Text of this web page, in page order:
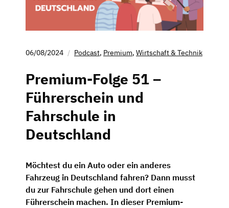
06/08/2024 Podcast, Premium, Wirtschaft & Technik
Premium-Folge 51 –
Führerschein und
Fahrschule in
Deutschland
Möchtest du ein Auto oder ein anderes
Fahrzeug in Deutschland fahren? Dann musst
du zur Fahrschule gehen und dort einen
Führerschein machen. In dieser Premium-